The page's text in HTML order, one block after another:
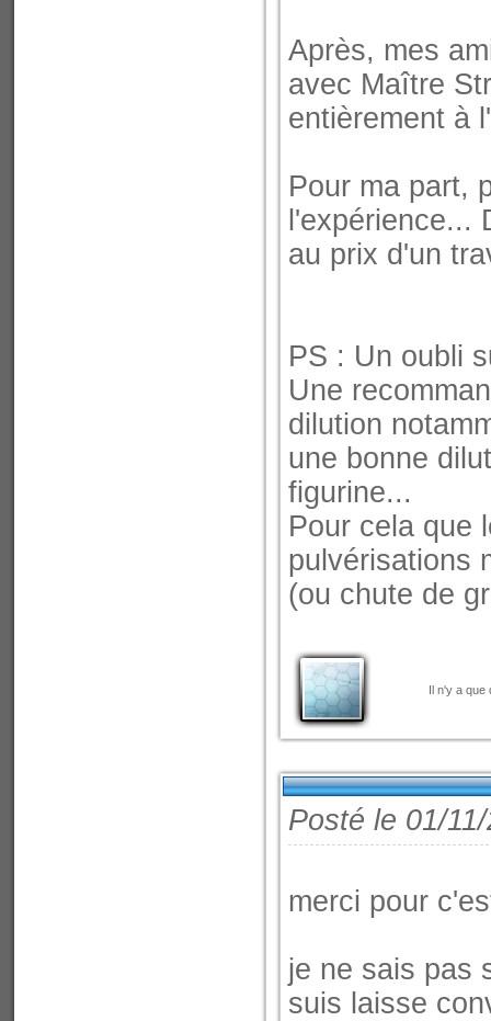
Après, mes
avec Maître
entièrement à
Pour ma part,
l'expérience...
au prix d'un
PS : Un oubli
Une
dilution
une bonne
figurine...
Pour cela que
pulvérisations
(ou chute de
Il n'y a que
Posté le 01/
merci pour
je ne sais pas
suis laisse